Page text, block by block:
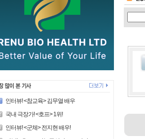
인터뷰! <참교육> 김무열 배우
국내 극장가! <호프> 1위!
인터뷰! <군체> 전지현 배우!